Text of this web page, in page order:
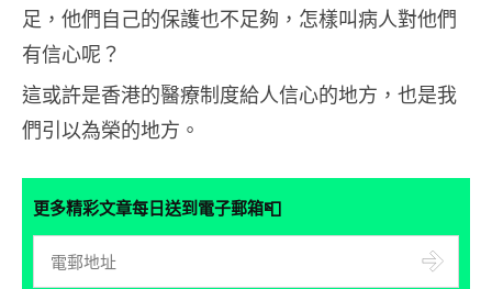
足，他們自己的保護也不足夠，怎樣叫病人對他們
有信心呢？
這或許是香港的醫療制度給人信心的地方，也是我
們引以為榮的地方。
更多精彩文章每日送到電子郵箱📮